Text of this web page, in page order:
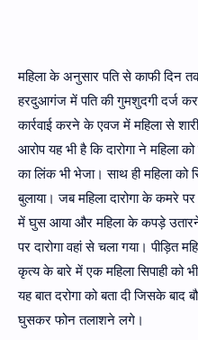
महिला के अनुसार पति से काफी दिन
हरदुआगंज में पति की गुमशुदगी दर्ज
कार्रवाई करने के एवज में महिला से
आरोप यह भी है कि दारोगा ने महिला
का लिंक भी भेजा। साथ ही महिला
बुलाया। जब महिला दारोगा के कमरे
में घुस आया और महिला के कपड़े उतारने
पर दारोगा वहां से चला गया। पीड़ित
कृत्य के बारे में एक महिला सिपाही को
यह बात दरोगा को बता दी जिसके
घुसकर फोन तलाशने लगे।